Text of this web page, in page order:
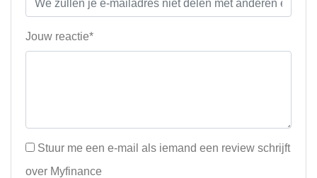
Jouw reactie*
Stuur me een e-mail als iemand een review schrijft
over Myfinance